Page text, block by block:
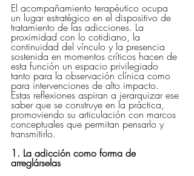
El acompañamiento terapéutico ocupa
un lugar estratégico en el dispositivo de
tratamiento de las adicciones. La
proximidad con lo cotidiano, la
continuidad del vínculo y la presencia
sostenida en momentos críticos hacen de
esta función un espacio privilegiado
tanto para la observación clínica como
para intervenciones de alto impacto.
Estas reflexiones aspiran a jerarquizar ese
saber que se construye en la práctica,
promoviendo su articulación con marcos
conceptuales que permitan pensarlo y
transmitirlo.
1. La adicción como forma de
arreglárselas